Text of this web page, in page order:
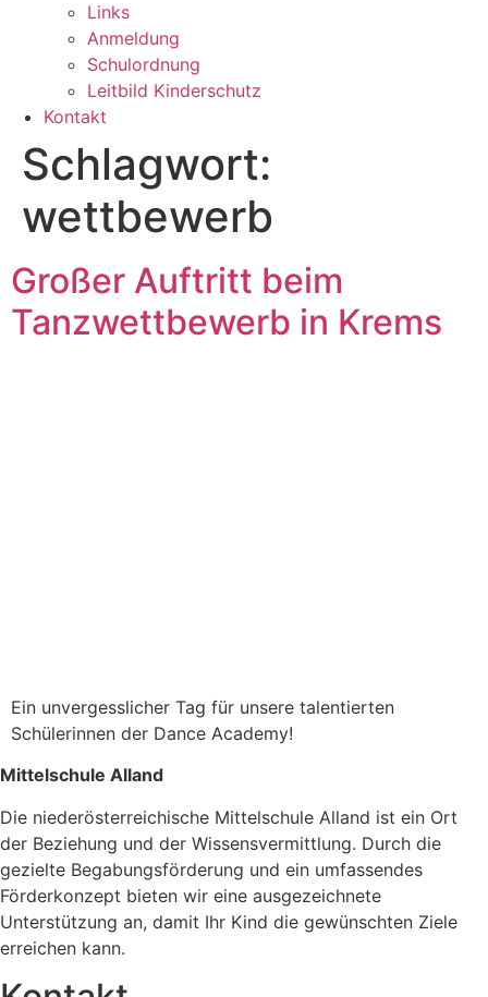
Links
Anmeldung
Schulordnung
Leitbild Kinderschutz
Kontakt
Schlagwort:
wettbewerb
Großer Auftritt beim
Tanzwettbewerb in Krems
Ein unvergesslicher Tag für unsere talentierten
Schülerinnen der Dance Academy!
Mittelschule Alland
Die niederösterreichische Mittelschule Alland ist ein Ort
der Beziehung und der Wissensvermittlung. Durch die
gezielte Begabungsförderung und ein umfassendes
Förderkonzept bieten wir eine ausgezeichnete
Unterstützung an, damit Ihr Kind die gewünschten Ziele
erreichen kann.